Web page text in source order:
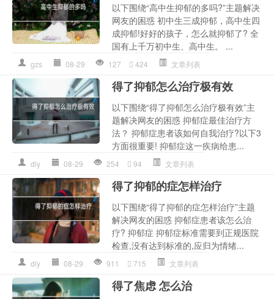
以下围绕“高中生抑郁的多吗?”主题解决
网友的困惑 初中生三成抑郁，高中生四
成抑郁!好好的孩子，怎么就抑郁了? 全
国有上千万初中生、高中生。 ...
gzs 08-29 127 424 文章列表
得了抑郁怎么治疗极有效
以下围绕“得了抑郁怎么治疗极有效”主
题解决网友的困惑 抑郁症最佳治疗方
法？ 抑郁症患者该如何自我治疗?以下3
方面很重要! 抑郁症这一疾病给患...
dly 08-29 254 94 文章列表
得了抑郁的症怎样治疗
以下围绕“得了抑郁的症怎样治疗”主题
解决网友的困惑 抑郁症患者该怎么治
疗? 抑郁症 抑郁症标准需要到正规医院
检查,没有达到标准的,应归为情绪...
dly 08-29 911 715 文章列表
得了焦虑 怎么治